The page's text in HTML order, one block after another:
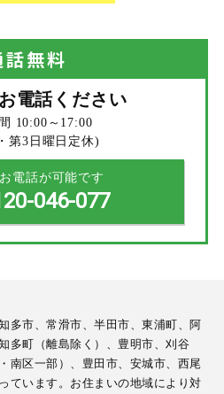
話無料
電話ください
10:00～17:00
第3日曜日定休)
電話が可能です
046-077
多市、常滑市、半田市、東浦町、阿
多町（離島除く）、豊明市、刈谷
南区一部）、豊田市、安城市、西尾
ています。お住まいの地域により対